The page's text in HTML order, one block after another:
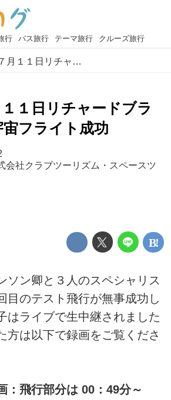
行 バス旅行 テーマ旅行 クルーズ旅行
（速報）７月１１日リチャードブランソン卿 宇宙フライト成功
１１日リチャードブラ
フライト成功
会社クラブツーリズム・スペースツ
ソン卿と３人のスペシャリス
目のテスト飛行が無事成功し
はライブで生中継されました
方は以下で録画をご覧くださ
：飛行部分は 00：49分～